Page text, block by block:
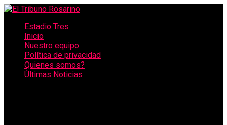
Estadio Tres
Inicio
Nuestro equipo
Política de privacidad
Quienes somos?
Últimas Noticias